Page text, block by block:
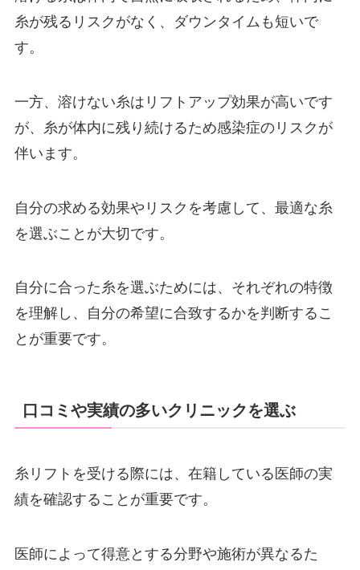
糸が残るリスクがなく、ダウンタイムも短いで
す。
一方、溶けない糸はリフトアップ効果が高いです
が、糸が体内に残り続けるため感染症のリスクが
伴います。
自分の求める効果やリスクを考慮して、最適な糸
を選ぶことが大切です。
自分に合った糸を選ぶためには、それぞれの特徴
を理解し、自分の希望に合致するかを判断するこ
とが重要です。
口コミや実績の多いクリニックを選ぶ
糸リフトを受ける際には、在籍している医師の実
績を確認することが重要です。
医師によって得意とする分野や施術が異なるた